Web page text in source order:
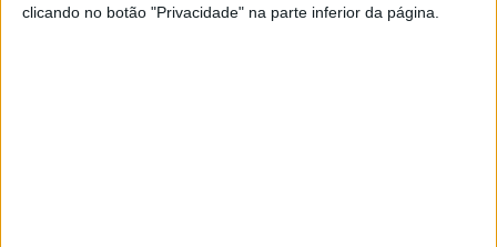
clicando no botão "Privacidade" na parte inferior da página.